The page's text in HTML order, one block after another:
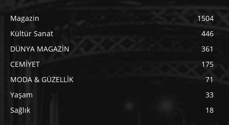
Magazin
1504
Kültür Sanat
446
DÜNYA MAGAZİN
361
CEMİYET
175
MODA & GÜZELLİK
71
Yaşam
33
Sağlık
18